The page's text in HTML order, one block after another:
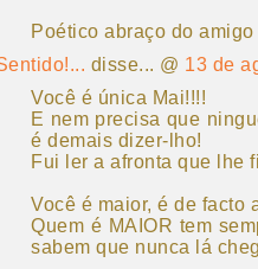
Poético abraço do amigo
disse... @ 13 de
Você é única Mai!!!!
E nem precisa que
é demais dizer-lho!
Fui ler a afronta que lhe
Você é maior, é de facto
Quem é MAIOR tem
sabem que nunca lá